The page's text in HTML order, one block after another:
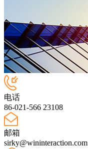
电话
86-021-566 23108
邮箱
sirky@wininteraction.com